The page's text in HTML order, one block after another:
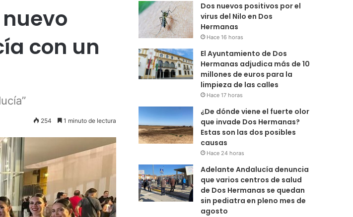
con un
254 1 minuto de lectura
Dos nuevos positivos por el
virus del Nilo en Dos
Hermanas
Hace 16 horas
El Ayuntamiento de Dos
Hermanas adjudica más de 10
millones de euros para la
limpieza de las calles
Hace 17 horas
¿De dónde viene el fuerte olor
que invade Dos Hermanas?
Estas son las dos posibles
causas
Hace 24 horas
Adelante Andalucía denuncia
que varios centros de salud
de Dos Hermanas se quedan
sin pediatra en pleno mes de
agosto